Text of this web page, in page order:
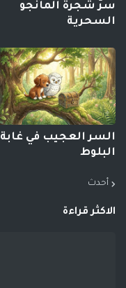
سرّ شجرة المانجو
السحرية
السر العجيب في غابة
البلوط
أحدث
الاكثر قراءة